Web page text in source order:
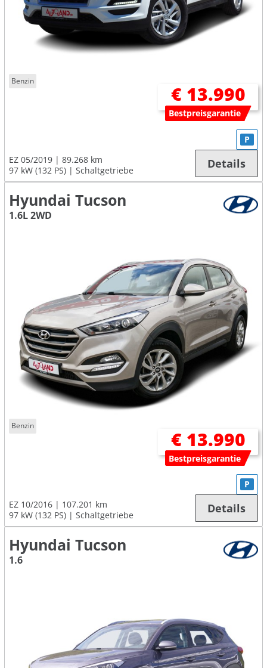
Benzin
€ 13.990
Bestpreisgarantie
EZ 05/2019
89.268 km
97 kW (132 PS)
Schaltgetriebe
P
Details
Hyundai Tucson
1.6L 2WD
Benzin
€ 13.990
Bestpreisgarantie
EZ 10/2016
107.201 km
97 kW (132 PS)
Schaltgetriebe
P
Details
Hyundai Tucson
1.6